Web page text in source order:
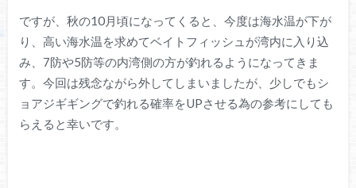
ですが、秋の10月頃になってくると、今度は海水温が下が
り、高い海水温を求めてベイトフィッシュが湾内に入り込
み、7防や5防等の内湾側の方が釣れるようになってきま
す。今回は残念ながら外してしまいましたが、少しでもシ
ョアジギギングで釣れる確率をUPさせる為の参考にしても
らえると幸いです。